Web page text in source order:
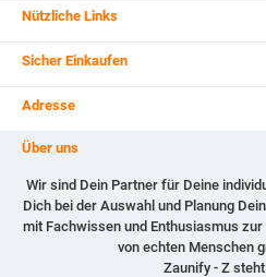
Nützliche Links
Sicher Einkaufen
Adresse
Über uns
Wir sind Dein Partner für Deine
Dich bei der Auswahl und Planung
mit Fachwissen und Enthusiasmus
von echten Menschen
Zaunify - Z